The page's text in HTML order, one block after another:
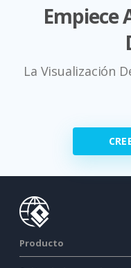
Empiece
La Visualización
Producto